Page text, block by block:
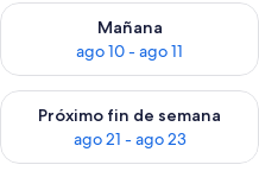
ago 9 - ago 10
Mañana
ago 10 - ago 11
Consulta la disponibilidad
fin de semana ago 14 -
Próximo fin de semana
ago 21 - ago 23
Consulta la disponibilidad